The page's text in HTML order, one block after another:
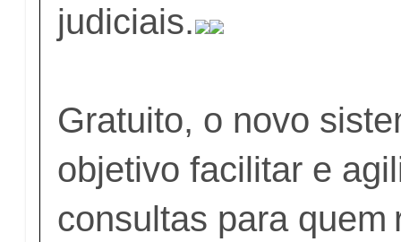
judiciais.
Gratuito, o novo
objetivo facilitar e
consultas para quem